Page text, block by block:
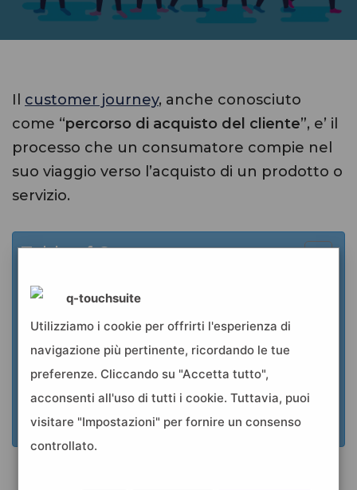
Il customer journey, anche conosciuto
come “percorso di acquisto del cliente”, e’ il
processo che un consumatore compie nel
suo viaggio verso l’acquisto di un prodotto o
servizio.
Table of Contents
Come si è evoluto il customer journey
Usare le giuste leve di marketing
Capire il messy middle ed applicare le
L’importanza di personalizzare le offerte
Il post-vendita, l’importanza di curare il
cliente
q-touchsuite
Utilizziamo i cookie per offrirti l'esperienza di
navigazione più pertinente, ricordando le tue
preferenze. Cliccando su "Accetta tutto",
acconsenti all'uso di tutti i cookie. Tuttavia, puoi
visitare "Impostazioni" per fornire un consenso
controllato.